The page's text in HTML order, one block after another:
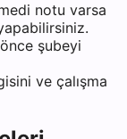
notu varsa
şubeyi
ve çalışma